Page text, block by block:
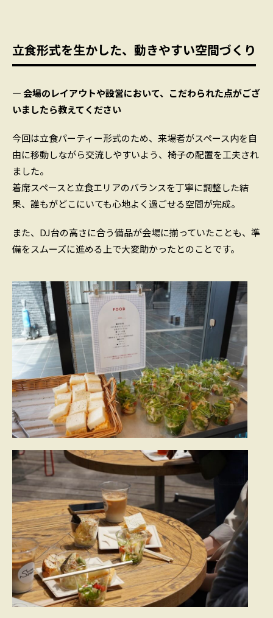
立食形式を生かした、動きやすい空間づくり
― 会場のレイアウトや設営において、こだわられた点がござ
いましたら教えてください
今回は立食パーティー形式のため、来場者がスペース内を自
由に移動しながら交流しやすいよう、椅子の配置を工夫され
ました。
着席スペースと立食エリアのバランスを丁寧に調整した結
果、誰もがどこにいても心地よく過ごせる空間が完成。
また、DJ台の高さに合う備品が会場に揃っていたことも、準
備をスムーズに進める上で大変助かったとのことです。